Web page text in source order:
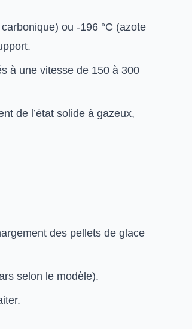
ou -196 °C (azote
à une vitesse de 150 à 300
de l’état solide à gazeux,
des pellets de glace
selon le modèle).